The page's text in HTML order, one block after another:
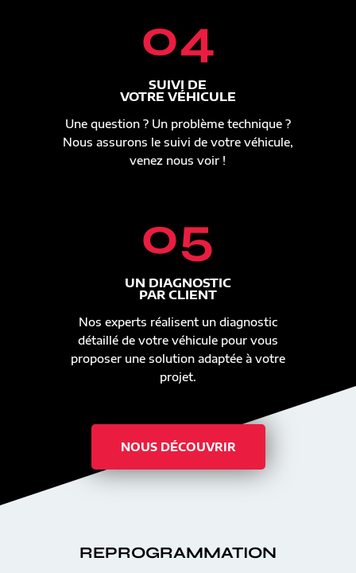
04
SUIVI DE
VOTRE VÉHICULE
Une question ? Un problème technique ?
Nous assurons le suivi de votre véhicule,
venez nous voir !
05
UN DIAGNOSTIC
PAR CLIENT
Nos experts réalisent un diagnostic
détaillé de votre véhicule pour vous
proposer une solution adaptée à votre
projet.
NOUS DÉCOUVRIR
REPROGRAMMATION